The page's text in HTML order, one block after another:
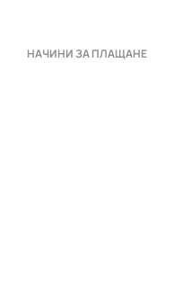
НАЧИНИ ЗА ПЛАЩАНЕ